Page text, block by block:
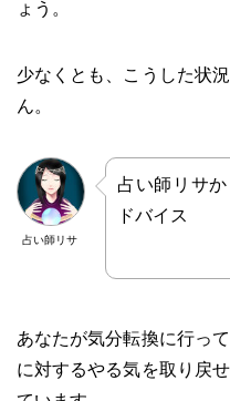
ょう。
少なくとも、こうした状
ん。
占い師リサ
占い師リサ
ドバイス
あなたが気分転換に行っ
に対するやる気を取り戻